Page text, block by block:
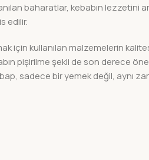
baharatlar, kebabın lezzetini
edilir.
için kullanılan malzemelerin
pişirilme şekli de son derece
sadece bir yemek değil, aynı